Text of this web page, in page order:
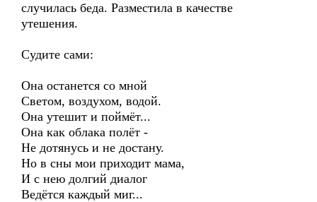
случилась беда. Разместила в качестве
утешения.
Судите сами:
Она останется со мной
Светом, воздухом, водой.
Она утешит и поймёт...
Она как облака полёт -
Не дотянусь и не достану.
Но в сны мои приходит мама,
И с нею долгий диалог
Ведётся каждый миг...